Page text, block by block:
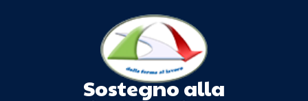
Sostegno alla